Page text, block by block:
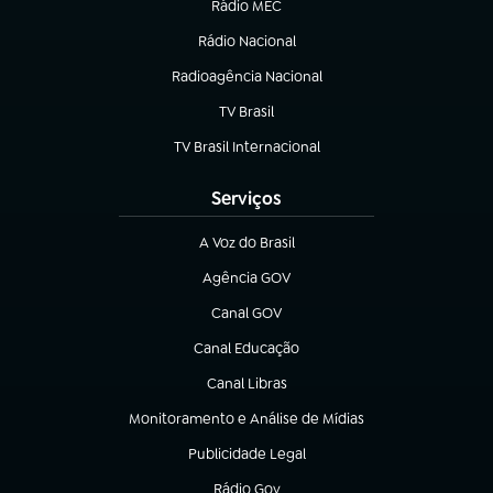
Rádio MEC
(abre em nova aba)
Rádio Nacional
Radioagência Nacional
(abre em nova aba)
TV Brasil
(abre em nova aba)
TV Brasil Internacional
(abre em nova aba)
Serviços
A Voz do Brasil
(abre em nova aba)
Agência GOV
(abre em nova aba)
Canal GOV
(abre em nova aba)
Canal Educação
(abre em nova aba)
Canal Libras
(abre em nova aba)
Monitoramento e Análise de Mídias
(abre em nova aba)
Publicidade Legal
(abre em nova aba)